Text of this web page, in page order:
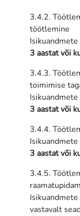
3.4.2.
töötlemine
3 aastat või
3.4.3.
toimimise
3 aastat või
3.4.4.
3 aastat või
3.4.5.
vastavalt